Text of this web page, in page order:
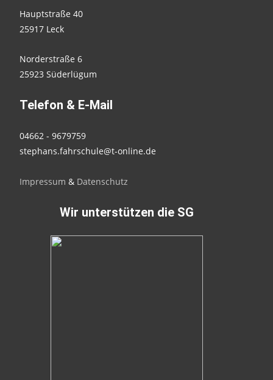
Hauptstraße 40
25917 Leck
Norderstraße 6
25923 Süderlügum
Telefon & E-Mail
04662 - 9679759
stephans.fahrschule@t-online.de
Impressum & Datenschutz
Wir unterstützen die SG